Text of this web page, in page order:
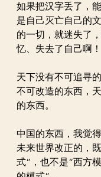
如果把汉字丢了，
是自己灭亡自己的
的一切，就迷失了
忆、失去了自己啊！
天下没有不可追寻
不可改造的东西，
的东西。
中国的东西，我觉
未来世界改正的，
式”，也不是“西方